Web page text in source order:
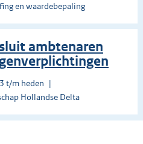
en waardebepaling
ambtenaren
t/m heden
Hollandse Delta